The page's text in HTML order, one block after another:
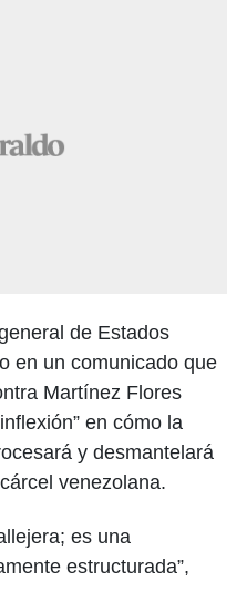
de Estados
en un comunicado que
Martínez Flores
en cómo la
y desmantelará
venezolana.
es una
estructurada”,